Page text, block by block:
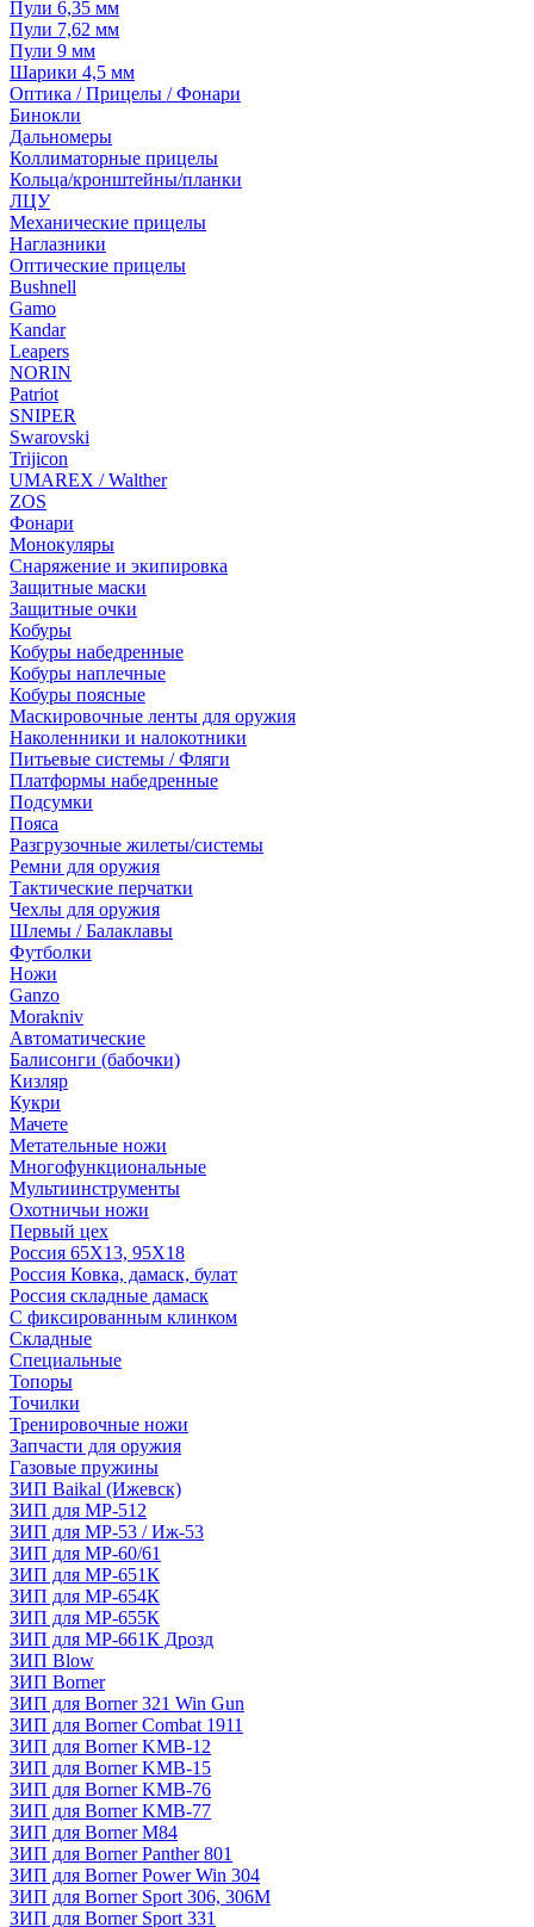
Пули 6,35 мм
Пули 7,62 мм
Пули 9 мм
Шарики 4,5 мм
Оптика / Прицелы / Фонари
Бинокли
Дальномеры
Коллиматорные прицелы
Кольца/кронштейны/планки
ЛЦУ
Механические прицелы
Наглазники
Оптические прицелы
Bushnell
Gamo
Kandar
Leapers
NORIN
Patriot
SNIPER
Swarovski
Trijicon
UMAREX / Walther
ZOS
Фонари
Монокуляры
Снаряжение и экипировка
Защитные маски
Защитные очки
Кобуры
Кобуры набедренные
Кобуры наплечные
Кобуры поясные
Маскировочные ленты для оружия
Наколенники и налокотники
Питьевые системы / Фляги
Платформы набедренные
Подсумки
Пояса
Разгрузочные жилеты/системы
Ремни для оружия
Тактические перчатки
Чехлы для оружия
Шлемы / Балаклавы
Футболки
Ножи
Ganzo
Morakniv
Автоматические
Балисонги (бабочки)
Кизляр
Кукри
Мачете
Метательные ножи
Многофункциональные
Мультиинструменты
Охотничьи ножи
Первый цех
Россия 65Х13, 95Х18
Россия Ковка, дамаск, булат
Россия складные дамаск
С фиксированным клинком
Складные
Специальные
Топоры
Точилки
Тренировочные ножи
Запчасти для оружия
Газовые пружины
ЗИП Baikal (Ижевск)
ЗИП для МР-512
ЗИП для МР-53 / Иж-53
ЗИП для МР-60/61
ЗИП для МР-651К
ЗИП для МР-654К
ЗИП для МР-655К
ЗИП для МР-661К Дрозд
ЗИП Blow
ЗИП Borner
ЗИП для Borner 321 Win Gun
ЗИП для Borner Combat 1911
ЗИП для Borner KMB-12
ЗИП для Borner KMB-15
ЗИП для Borner KMB-76
ЗИП для Borner KMB-77
ЗИП для Borner M84
ЗИП для Borner Panther 801
ЗИП для Borner Power Win 304
ЗИП для Borner Sport 306, 306M
ЗИП для Borner Sport 331